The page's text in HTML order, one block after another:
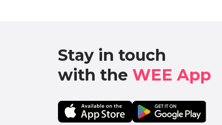
Stay in touch
with the WEE App